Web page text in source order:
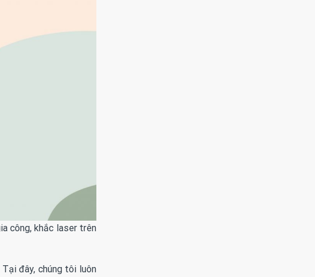
công, khắc laser trên
đây, chúng tôi luôn